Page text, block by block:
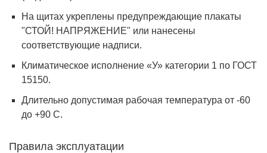
На щитах укреплены предупреждающие плакаты
"СТОЙ! НАПРЯЖЕНИЕ" или нанесены
соответствующие надписи.
Климатическое исполнение «У» категории 1 по ГОСТ
15150.
Длительно допустимая рабочая температура от -60
до +90 С.
Правила эксплуатации